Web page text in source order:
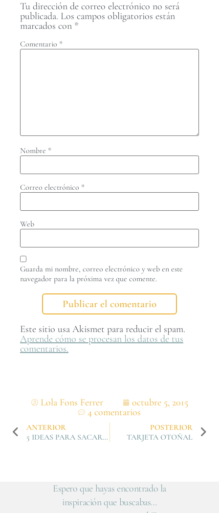
Tu dirección de correo electrónico no será
publicada. Los campos obligatorios están
marcados con *
Comentario *
Nombre *
Correo electrónico *
Web
Guarda mi nombre, correo electrónico y web en este
navegador para la próxima vez que comente.
Este sitio usa Akismet para reducir el spam.
Aprende cómo se procesan los datos de tus
comentarios.
Lola Fons Ferrer
octubre 5, 2015
4 comentarios
ANTERIOR
5 IDEAS PARA SACARLE TODO EL JUGO A OCTUBRE
POSTERIOR
TARJETA OTOÑAL
Espero que hayas encontrado la
inspiración que buscabas…